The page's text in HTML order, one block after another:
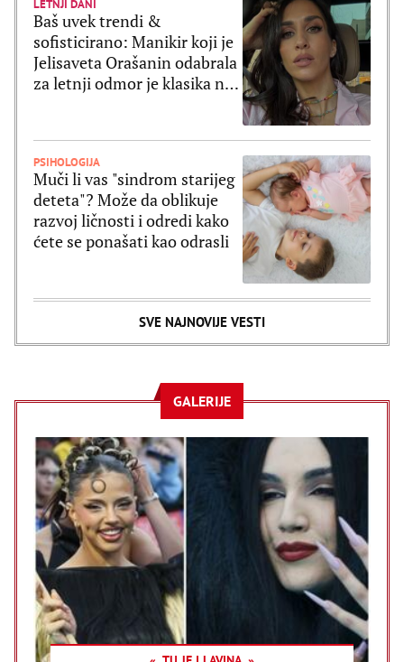
LETNJI DANI
Baš uvek trendi &
sofisticirano: Manikir koji je
Jelisaveta Orašanin odabrala
za letnji odmor je klasika na
PSIHOLOGIJA
Muči li vas "sindrom starijeg
deteta"? Može da oblikuje
razvoj ličnosti i odredi kako
ćete se ponašati kao odrasli
SVE NAJNOVIJE VESTI
GALERIJE